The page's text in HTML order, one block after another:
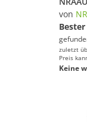
von
zuletzt
Preis
Keine